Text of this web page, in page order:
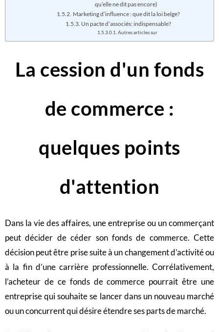
qu’elle ne dit pas encore)
Marketing d’influence : que dit la loi belge?
Un pacte d’associés: indispensable?
Autres articles sur
La cession d'un fonds
de commerce :
quelques points
d'attention
Dans la vie des affaires, une entreprise ou un commerçant
peut décider de céder son fonds de commerce. Cette
décision peut être prise suite à un changement d’activité ou
à la fin d’une carrière professionnelle. Corrélativement,
l’acheteur de ce fonds de commerce pourrait être une
entreprise qui souhaite se lancer dans un nouveau marché
ou un concurrent qui désire étendre ses parts de marché.